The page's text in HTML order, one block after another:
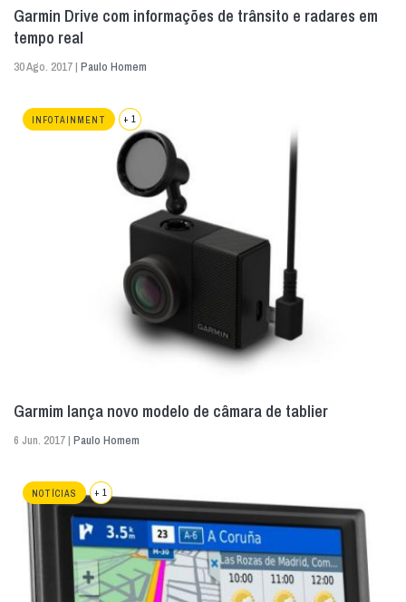
Garmin Drive com informações de trânsito e radares em
tempo real
30 Ago. 2017 | Paulo Homem
INFOTAINMENT + 1
Garmim lança novo modelo de câmara de tablier
6 Jun. 2017 | Paulo Homem
NOTÍCIAS + 1